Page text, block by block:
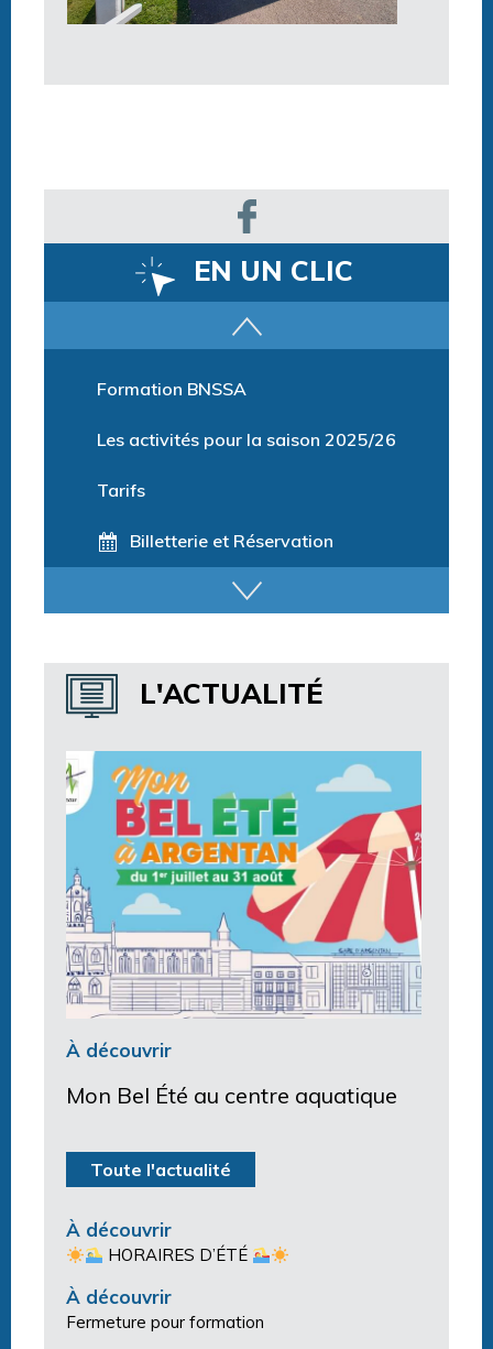
EN UN CLIC
Horaires espace détente
Horaires centre aquatique
L'ACTUALITÉ
À découvrir
Mon Bel Été au centre aquatique
Toute l'actualité
À découvrir
HORAIRES D’ÉTÉ
À découvrir
Fermeture pour formation